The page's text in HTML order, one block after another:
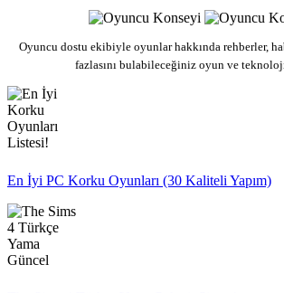
Oyuncu dostu ekibiyle oyunlar hakkında rehberler,
fazlasını bulabileceğiniz oyun ve
En İyi PC Korku Oyunları (30 Kaliteli Yapım)